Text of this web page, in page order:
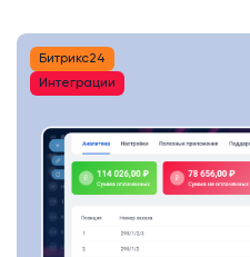
Битрикс24
Интеграции